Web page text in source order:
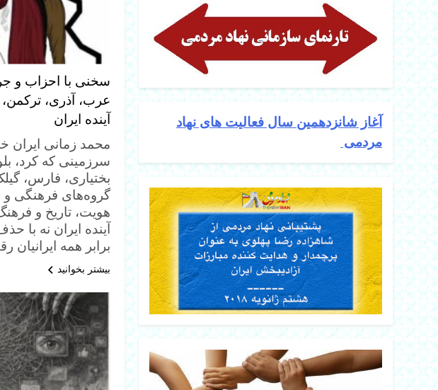
آغاز شانزدهمین سال فعالیت های نهاد
مردمی
سخنی با احزاب و
عرب، آذری، ترکمن،
آینده ایران
محمد زمانی
سرزمینی که کرد،
بختیاری، فارس،
گروه‌های فرهنگی و
هویت، تاریخ و
آینده ایران نه با
برابر همه
بیشتر بخوانید